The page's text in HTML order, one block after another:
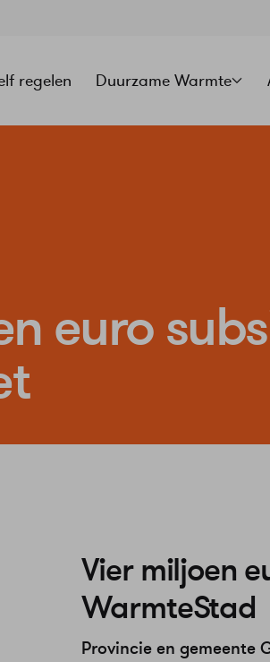
regelen Duurzame Warmte
euro
Vier miljoen
WarmteStad
Provincie en gemeente